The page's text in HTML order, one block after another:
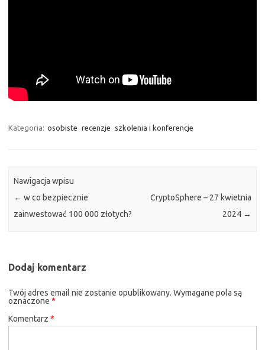
Kategoria: osobiste recenzje szkolenia i konferencje
Nawigacja wpisu
← w co bezpiecznie
zainwestować 100 000 złotych?
CryptoSphere – 27 kwietnia
2024 →
Dodaj komentarz
Twój adres email nie zostanie opublikowany. Wymagane pola są
oznaczone *
Komentarz *